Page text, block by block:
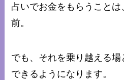
占いでお金をもらうことは
前。
でも、それを乗り越える
できるようになります。